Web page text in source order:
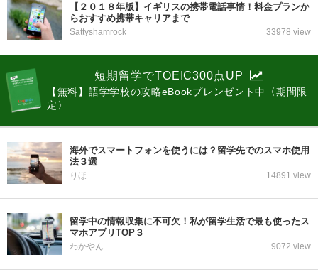
【２０１８年版】イギリスの携帯電話事情！料金プランか
らおすすめ携帯キャリアまで
Sattyshamrock 33978 view
短期留学でTOEIC300点UP
【無料】語学学校の攻略eBookプレンゼント中〈期間限
定〉
海外でスマートフォンを使うには？留学先でのスマホ使用
法３選
りほ 14891 view
留学中の情報収集に不可欠！私が留学生活で最も使ったス
マホアプリTOP３
わかやん 9072 view